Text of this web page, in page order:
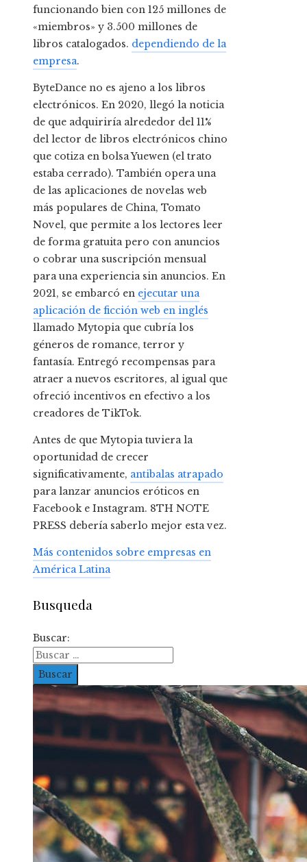
funcionando bien con 125 millones de
«miembros» y 3.500 millones de
libros catalogados. dependiendo de la
empresa.
ByteDance no es ajeno a los libros
electrónicos. En 2020, llegó la noticia
de que adquiriría alrededor del 11%
del lector de libros electrónicos chino
que cotiza en bolsa Yuewen (el trato
estaba cerrado). También opera una
de las aplicaciones de novelas web
más populares de China, Tomato
Novel, que permite a los lectores leer
de forma gratuita pero con anuncios
o cobrar una suscripción mensual
para una experiencia sin anuncios. En
2021, se embarcó en ejecutar una
aplicación de ficción web en inglés
llamado Mytopia que cubría los
géneros de romance, terror y
fantasía. Entregó recompensas para
atraer a nuevos escritores, al igual que
ofreció incentivos en efectivo a los
creadores de TikTok.
Antes de que Mytopia tuviera la
oportunidad de crecer
significativamente, antibalas atrapado
para lanzar anuncios eróticos en
Facebook e Instagram. 8TH NOTE
PRESS debería saberlo mejor esta vez.
Más contenidos sobre empresas en
América Latina
Busqueda
Buscar: